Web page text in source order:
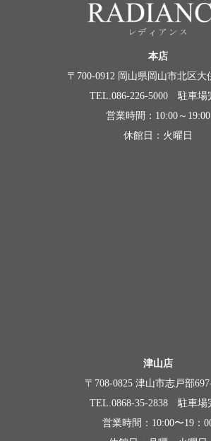
本店
〒700-0912 岡山県岡山市北区大
TEL.086-226-5000 駐車場
営業時間：10:00～19:00
休館日：火曜日
津山店
〒708-0825 津山市志戸部
TEL.0868-35-2838 駐車場
営業時間：10:00〜19：